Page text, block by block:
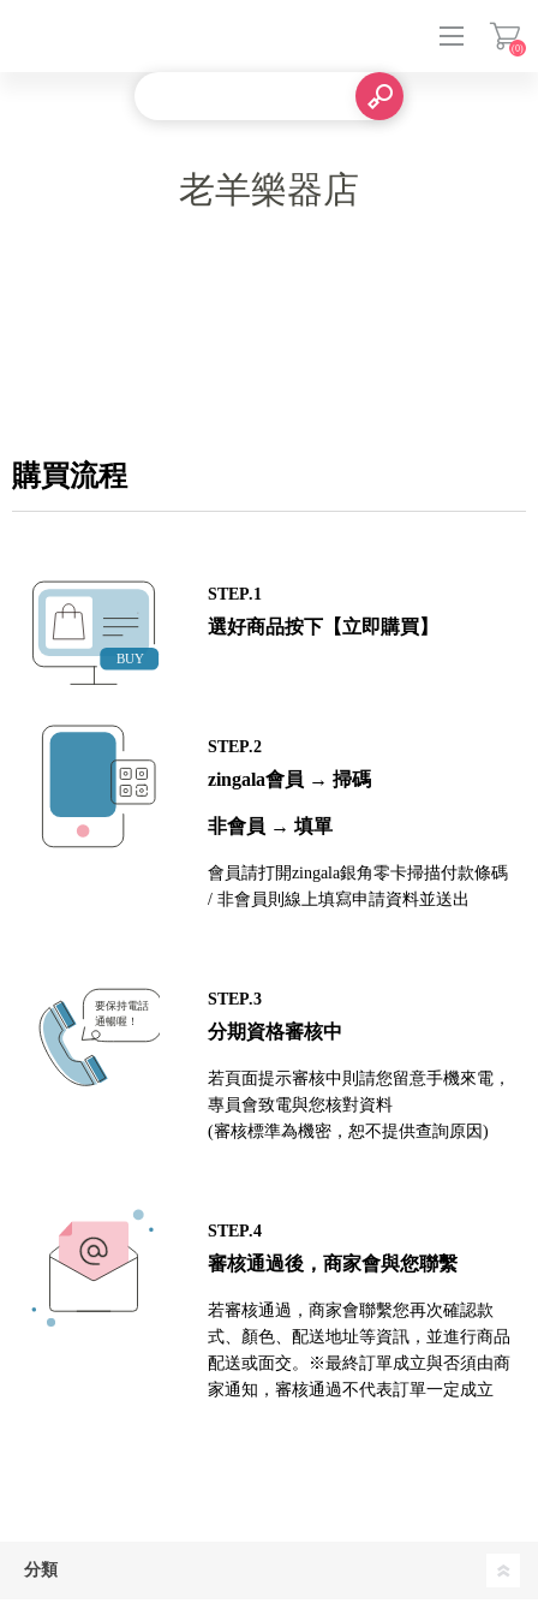
(0)
老羊樂器店
購買流程
STEP.1
選好商品按下【立即購買】
STEP.2
zingala會員 → 掃碼
非會員 → 填單
會員請打開zingala銀角零卡掃描付款條碼
/ 非會員則線上填寫申請資料並送出
STEP.3
分期資格審核中
若頁面提示審核中則請您留意手機來電，
專員會致電與您核對資料
(審核標準為機密，恕不提供查詢原因)
STEP.4
審核通過後，商家會與您聯繫
若審核通過，商家會聯繫您再次確認款
式、顏色、配送地址等資訊，並進行商品
配送或面交。※最終訂單成立與否須由商
家通知，審核通過不代表訂單一定成立
分類